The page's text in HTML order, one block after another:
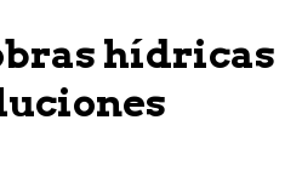
hídricas